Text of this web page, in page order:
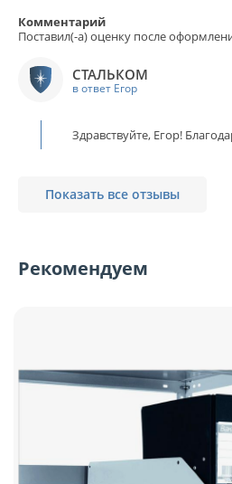
Комментарий
Поставил(-а) оценку после
СТАЛЬКОМ
в ответ Егор
Здравствуйте, Егор!
Показать все отзывы
Рекомендуем